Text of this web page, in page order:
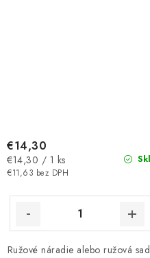
€11,63 bez DPH
€14,30
Jednotková
cena:
€14,30 / 1 ks
Ružové náradie alebo ružová